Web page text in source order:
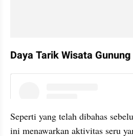
Daya Tarik Wisata
Seperti yang telah dibahas
ini menawarkan aktivitas seru